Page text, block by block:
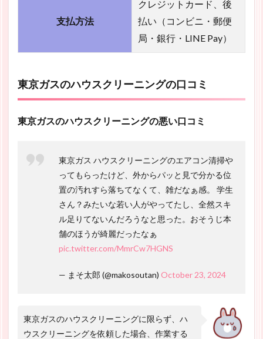
支払方法
クレジットカード、後
払い（コンビニ・郵便
局・銀行・LINE Pay）
東京ガスのハウスクリーニングの口コミ
東京ガスのハウスクリーニングの悪い口コミ
東京ガス ハウスクリーニングのエアコン清掃や
ってもらったけど、外からパッと見で分かる位
置の汚れすら落ちてなくて、雑だなぁ感。 学生
さん？みたいな若い人がやってたし、全然スキ
ル足りてないんだろうなと思った。おそうじ本
舗のほうが綺麗だったなぁ
pic.twitter.com/MmrCw7HGNS
— まそ太郎 (@makosoutan) October 23, 2024
東京ガスのハウスクリーニングに限らず、ハ
ウスクリーニングを依頼した場合、作業する